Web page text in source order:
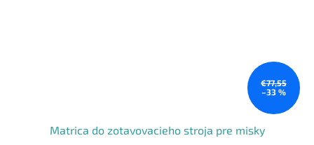
€77,55
–33 %
Matrica do zotavovacieho stroja pre misky